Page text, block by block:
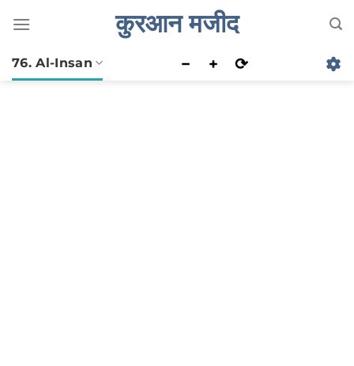
कुरआन मजीद
76. Al-Insan − + ⟳